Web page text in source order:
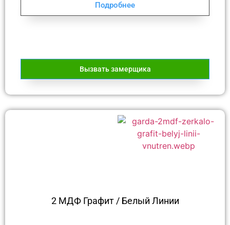
Подробнее
Вызвать замерщика
2 МДФ Графит / Белый Линии